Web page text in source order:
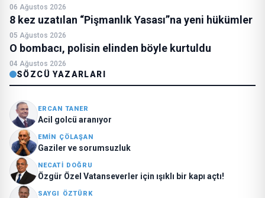
06 Ağustos 2026
8 kez uzatılan “Pişmanlık Yasası”na yeni hükümler
05 Ağustos 2026
O bombacı, polisin elinden böyle kurtuldu
04 Ağustos 2026
SÖZCÜ YAZARLARI
ERCAN TANER
Acil golcü aranıyor
EMIN ÇÖLAŞAN
Gaziler ve sorumsuzluk
NECATI DOĞRU
Özgür Özel Vatanseverler için ışıklı bir kapı açtı!
SAYGI ÖZTÜRK